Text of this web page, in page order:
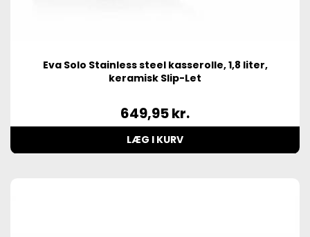
Eva Solo Stainless steel kasserolle, 1,8 liter,
keramisk Slip-Let
649,95kr.
LÆG I KURV